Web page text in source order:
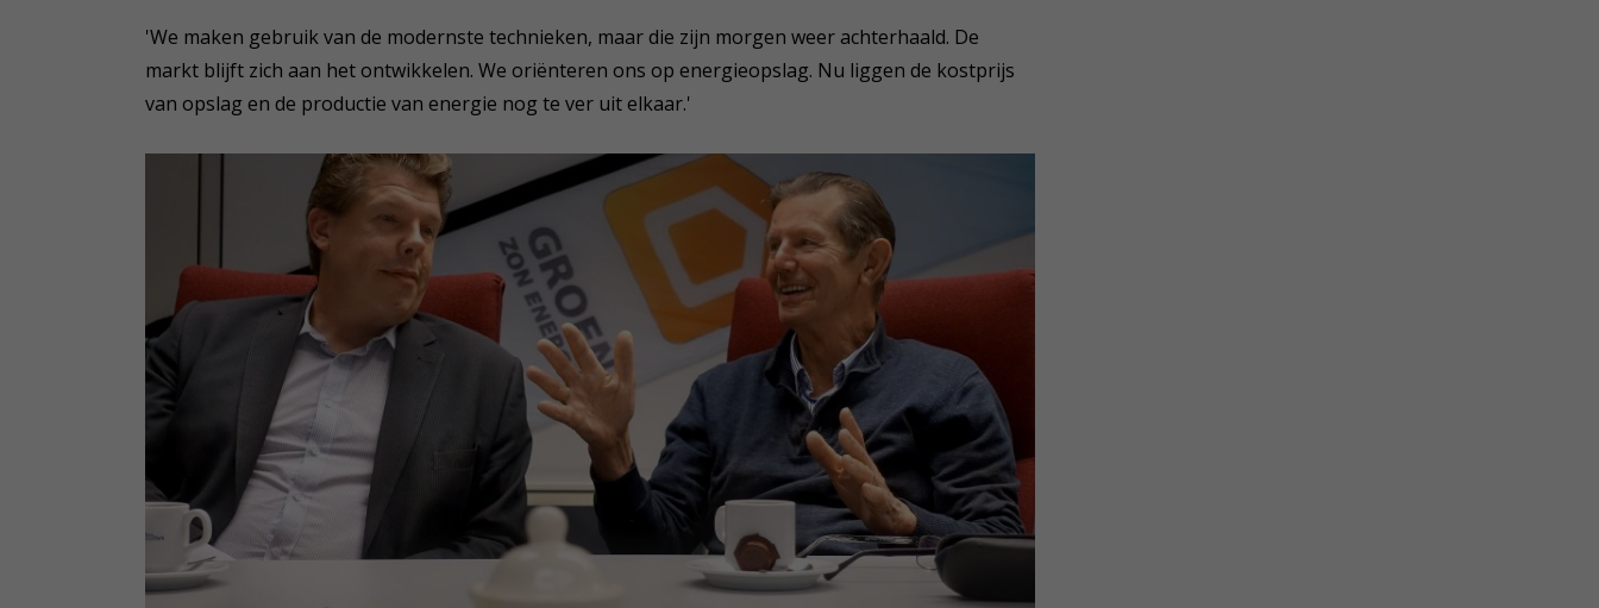
'We maken gebruik van de modernste technieken, maar die zijn morgen weer achterhaald. De
markt blijft zich aan het ontwikkelen. We oriënteren ons op energieopslag. Nu liggen de kostprijs
van opslag en de productie van energie nog te ver uit elkaar.'